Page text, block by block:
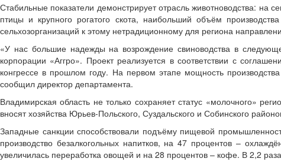
Стабильные показатели демонстрирует отрасль животноводства:
птицы и крупного рогатого скота, наибольший объём
сельхозорганизаций к этому нетрадиционному для региона
«У нас большие надежды на возрождение свиноводства в
корпорации «Аггро». Проект реализуется в соответствии с
конгрессе в прошлом году. На первом этапе мощность
сообщил директор департамента.
Владимирская область не только сохраняет статус «молочного»
вносят хозяйства Юрьев-Польского, Суздальского и Собинского
Западные санкции способствовали подъёму пищевой
производство безалкогольных напитков, на 47 процентов –
увеличилась переработка овощей и на 28 процентов – кофе. В 2,2